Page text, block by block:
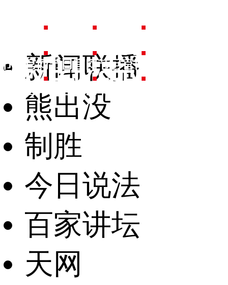
新闻联播
熊出没
制胜
今日说法
百家讲坛
天网